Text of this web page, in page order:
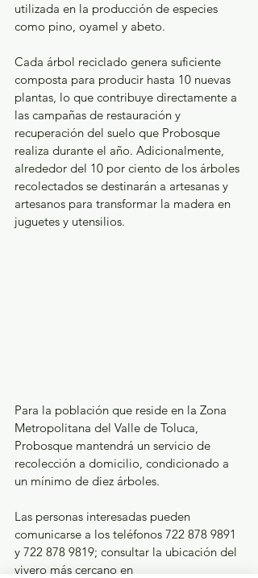
utilizada en la producción de especies
como pino, oyamel y abeto.
Cada árbol reciclado genera suficiente
composta para producir hasta 10 nuevas
plantas, lo que contribuye directamente a
las campañas de restauración y
recuperación del suelo que Probosque
realiza durante el año. Adicionalmente,
alrededor del 10 por ciento de los árboles
recolectados se destinarán a artesanas y
artesanos para transformar la madera en
juguetes y utensilios.
Para la población que reside en la Zona
Metropolitana del Valle de Toluca,
Probosque mantendrá un servicio de
recolección a domicilio, condicionado a
un mínimo de diez árboles.
Las personas interesadas pueden
comunicarse a los teléfonos 722 878 9891
y 722 878 9819; consultar la ubicación del
vivero más cercano en